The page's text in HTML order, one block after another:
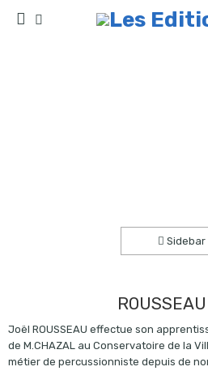
Sidebar
Joël ROUSSEAU effectue son
de M.CHAZAL au Conservatoire de la
métier de percussionniste depuis de